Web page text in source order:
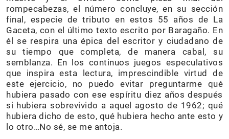
rompecabezas, el número concluye, en su sección
final, especie de tributo en estos 55 años de La
Gaceta, con el último texto escrito por Baragaño. En
él se respira una épica del escritor y ciudadano de
su tiempo que completa, de manera cabal, su
semblanza. En los continuos juegos especulativos
que inspira esta lectura, imprescindible virtud de
este ejercicio, no puedo evitar preguntarme qué
hubiera pasado con ese espíritu diez años después
si hubiera sobrevivido a aquel agosto de 1962; qué
hubiera dicho de esto, qué hubiera hecho ante esto y
lo otro…No sé, se me antoja.